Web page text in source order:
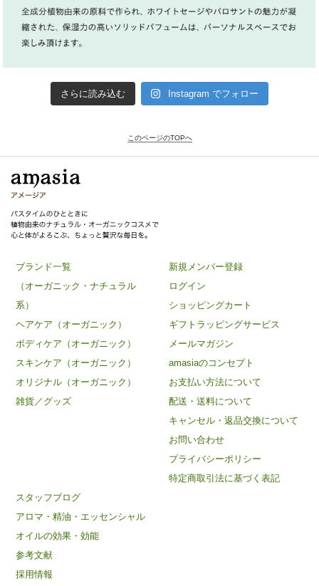
さらに読み込む Instagram でフォロー
このページのTOPへ
ブランド一覧
（オーガニック・ナチュラル
系）
ヘアケア（オーガニック）
ボディケア（オーガニック）
スキンケア（オーガニック）
オリジナル（オーガニック）
雑貨／グッズ
新規メンバー登録
ログイン
ショッピングカート
ギフトラッピングサービス
メールマガジン
amasiaのコンセプト
お支払い方法について
配送・送料について
キャンセル・返品交換について
お問い合わせ
プライバシーポリシー
特定商取引法に基づく表記
スタッフブログ
アロマ・精油・エッセンシャル
オイルの効果・効能
参考文献
採用情報